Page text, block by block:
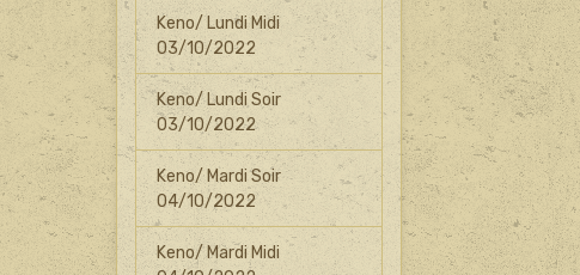
Keno/ Lundi Midi
03/10/2022
Keno/ Lundi Soir
03/10/2022
Keno/ Mardi Soir
04/10/2022
Keno/ Mardi Midi